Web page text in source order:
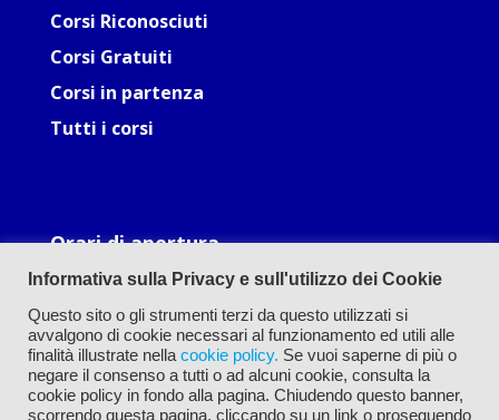
Corsi Riconosciuti
Corsi Gratuiti
Corsi in partenza
Tutti i corsi
Orari di apertura
Lun: 09.30-12.30, 16.00-19.00
Mar: 09.30-12.30, 16.00-19.00
Mer: 09.30-12.30, 16.00-19.00
Gio: 09.30-12.30, 16.00-19.00
Ven: 09.30-12.30, 16.00-19.00
Informativa sulla Privacy e sull'utilizzo dei Cookie
Questo sito o gli strumenti terzi da questo utilizzati si
avvalgono di cookie necessari al funzionamento ed utili alle
finalità illustrate nella cookie policy. Se vuoi saperne di più o
negare il consenso a tutti o ad alcuni cookie, consulta la
cookie policy in fondo alla pagina. Chiudendo questo banner,
scorrendo questa pagina, cliccando su un link o proseguendo